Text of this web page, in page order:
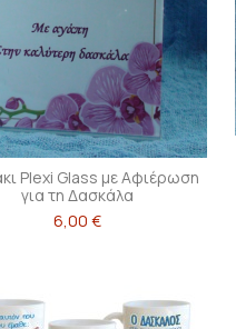
Plexi Glass με Αφιέρωση
για τη Δασκάλα
6,00 €